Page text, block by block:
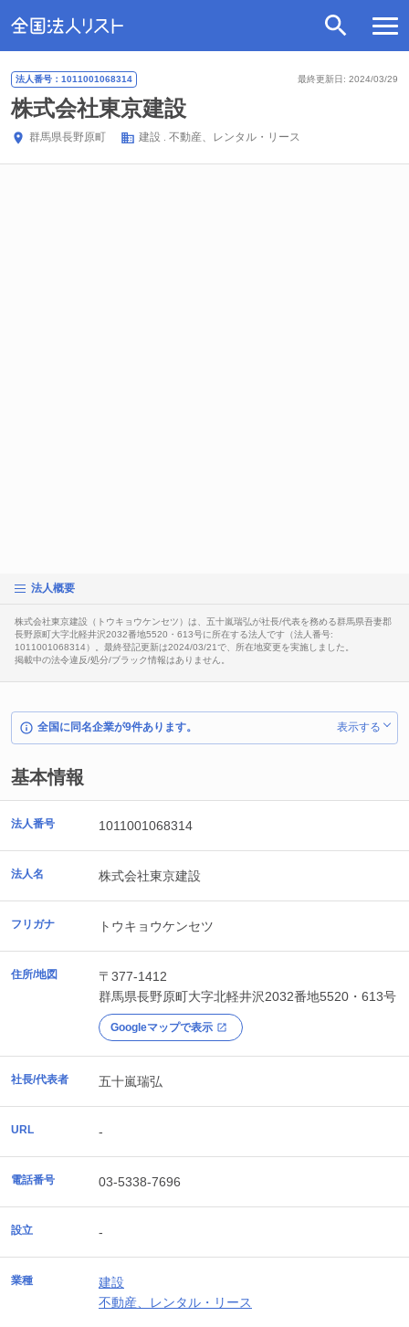
最終更新日: 2024/03/29
法人番号：1011001068314
株式会社東京建設
群馬県長野原町 建設 不動産、レンタル・リース
法人概要
株式会社東京建設（トウキョウケンセツ）は、五十嵐瑞弘が社長/代表を務める群馬県吾妻郡
長野原町大字北軽井沢2032番地5520・613号に所在する法人です（法人番号:
1011001068314）。最終登記更新は2024/03/21で、所在地変更を実施しました。
掲載中の法令違反/処分/ブラック情報はありません。
全国に同名企業が9件あります。 表示する
基本情報
法人番号 1011001068314
法人名 株式会社東京建設
フリガナ トウキョウケンセツ
住所/地図
〒377-1412
群馬県長野原町大字北軽井沢2032番地5520・613号
Googleマップで表示
社長/代表者 五十嵐瑞弘
URL -
電話番号 03-5338-7696
設立 -
業種
建設
不動産、レンタル・リース